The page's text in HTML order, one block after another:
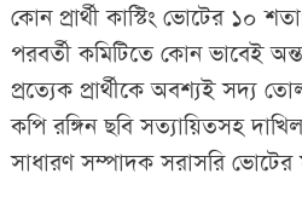
কোন প্রার্থী কাস্টিং ভোটের ১০
পরবর্তী কমিটিতে কোন ভাবেই
প্রত্যেক প্রার্থীকে অবশ্যই সদ্য
কপি রঙ্গিন ছবি সত্যায়িতসহ
সাধারণ সম্পাদক সরাসরি ভোটের